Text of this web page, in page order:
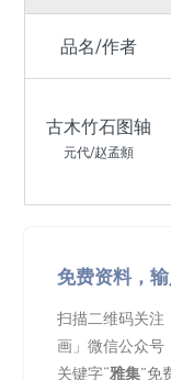
品名/作者
古木竹石图轴
元代/赵孟頫
免费资料，
扫描二维码关注
画」微信公众号
关键字“雅集”免